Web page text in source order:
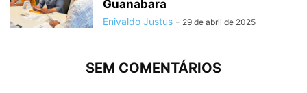
Guanabara
Enivaldo Justus - 29 de abril de 2025
SEM COMENTÁRIOS